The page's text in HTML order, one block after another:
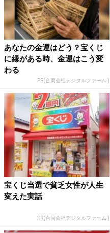
あなたの金運はどう？宝くじ
に縁がある時、金運はこう変
わる
PR(合同会社デジタルファーム )
宝くじ当選で貧乏女性が人生
変えた実話
PR(合同会社デジタルファーム )